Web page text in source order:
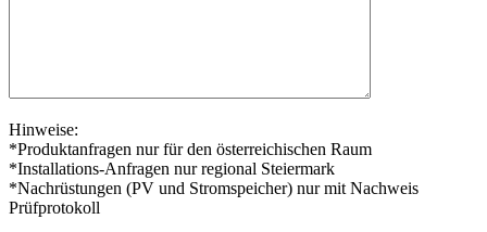
Hinweise:
*Produktanfragen nur für den österreichischen Raum
*Installations-Anfragen nur regional Steiermark
*Nachrüstungen (PV und Stromspeicher) nur mit Nachweis
Prüfprotokoll